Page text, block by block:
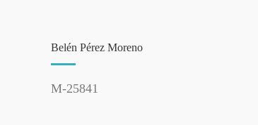
Belén Pérez Moreno
M-25841